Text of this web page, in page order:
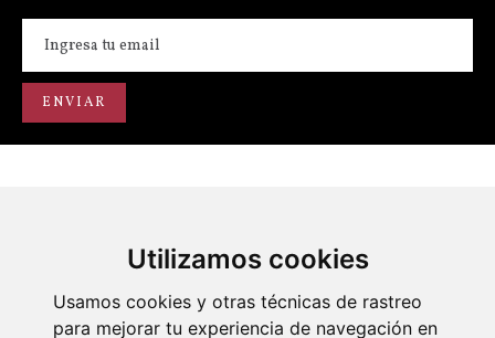
Utilizamos cookies
Usamos cookies y otras técnicas de rastreo
para mejorar tu experiencia de navegación en